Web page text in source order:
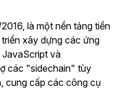
là một nền tảng tiền
xây dựng các ứng
JavaScript và
các "sidechain" tùy
cung cấp các công cụ